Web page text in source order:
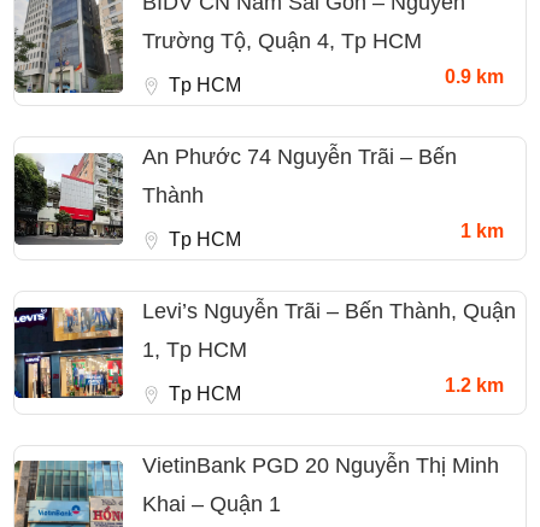
Trường Tộ, Quận 4, Tp HCM
Tp HCM 0.9 km
An Phước 74 Nguyễn Trãi – Bến
Thành
Tp HCM 1 km
Levi’s Nguyễn Trãi – Bến Thành, Quận
1, Tp HCM
Tp HCM 1.2 km
VietinBank PGD 20 Nguyễn Thị Minh
Khai – Quận 1